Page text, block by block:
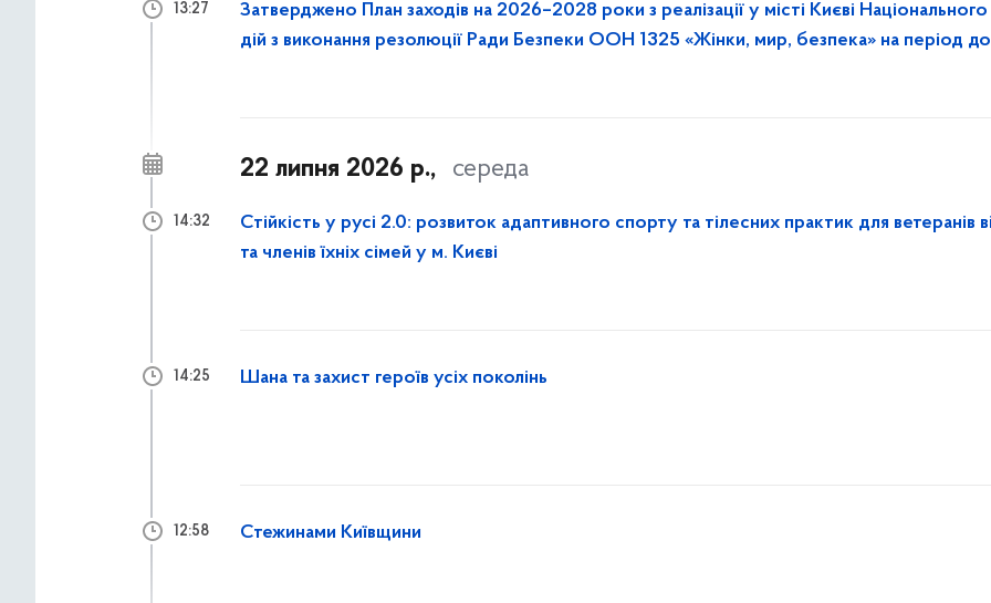
Затверджено План заходів на 2026–2028 роки з реалізації у місті Києві
дій з виконання резолюції Ради Безпеки ООН 1325 «Жінки, мир, безпека» на період
13:27
22 липня 2026 р., середа
Стійкість у русі 2.0: розвиток адаптивного спорту та тілесних практик для ветеранів
та членів їхніх сімей у м. Києві
14:32
Шана та захист героїв усіх поколінь
14:25
Стежинами Київщини
12:58